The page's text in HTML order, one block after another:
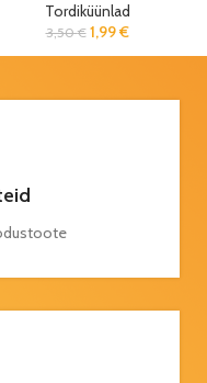
Tordiküünlad
3,50€ 1,99€